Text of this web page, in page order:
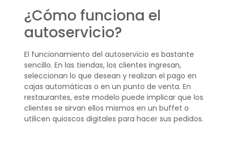
¿Cómo funciona el
autoservicio?
El funcionamiento del autoservicio es bastante
sencillo. En las tiendas, los clientes ingresan,
seleccionan lo que desean y realizan el pago en
cajas automáticas o en un punto de venta. En
restaurantes, este modelo puede implicar que los
clientes se sirvan ellos mismos en un buffet o
utilicen quioscos digitales para hacer sus pedidos.